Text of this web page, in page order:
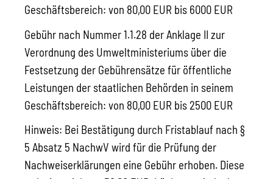
Geschäftsbereich: von 80,00 EUR bis 6000 EUR
Gebühr nach Nummer 1.1.28 der Anklage II zur
Verordnung des Umweltministeriums über die
Festsetzung der Gebührensätze für öffentliche
Leistungen der staatlichen Behörden in seinem
Geschäftsbereich: von 80,00 EUR bis 2500 EUR
Hinweis: Bei Bestätigung durch Fristablauf nach §
5 Absatz 5 NachwV wird für die Prüfung der
Nachweiserklärungen eine Gebühr erhoben. Diese